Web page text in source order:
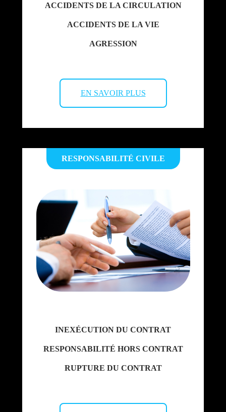
ACCIDENTS DE LA CIRCULATION
ACCIDENTS DE LA VIE
AGRESSION
EN SAVOIR PLUS
RESPONSABILITÉ CIVILE
INEXÉCUTION DU CONTRAT
RESPONSABILITÉ HORS CONTRAT
RUPTURE DU CONTRAT